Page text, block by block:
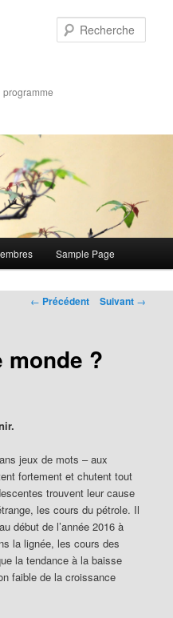
programme
Sample Page
Navigation
← Précédent Suivant →
monde ?
jeux de mots – aux
fortement et chutent tout
trouvent leur cause
les cours du pétrole. Il
début de l’année 2016 à
la lignée, les cours des
la tendance à la baisse
faible de la croissance